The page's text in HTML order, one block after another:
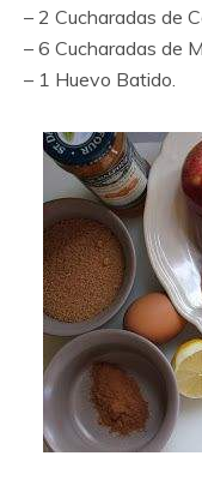
– 2 Cucharadas de
– 6 Cucharadas de
– 1 Huevo Batido.